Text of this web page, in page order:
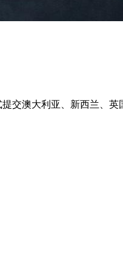
交澳大利亚、新西兰、英